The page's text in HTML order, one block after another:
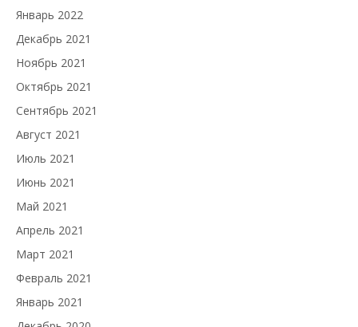
Январь 2022
Декабрь 2021
Ноябрь 2021
Октябрь 2021
Сентябрь 2021
Август 2021
Июль 2021
Июнь 2021
Май 2021
Апрель 2021
Март 2021
Февраль 2021
Январь 2021